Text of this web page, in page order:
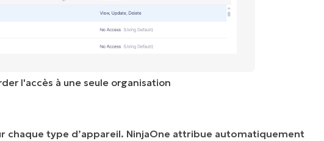
l'accès à une seule organisation
type d’appareil. NinjaOne attribue automatiquement